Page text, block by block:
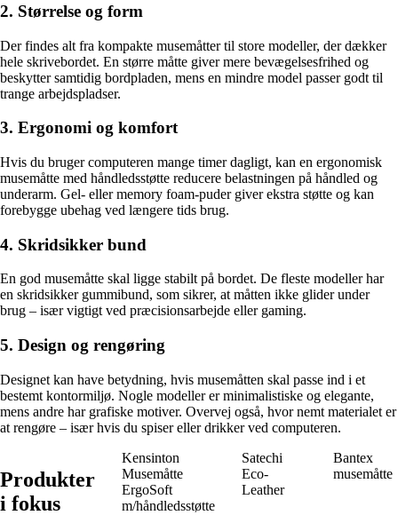
2. Størrelse og form
Der findes alt fra kompakte musemåtter til store modeller, der dækker
hele skrivebordet. En større måtte giver mere bevægelsesfrihed og
beskytter samtidig bordpladen, mens en mindre model passer godt til
trange arbejdspladser.
3. Ergonomi og komfort
Hvis du bruger computeren mange timer dagligt, kan en ergonomisk
musemåtte med håndledsstøtte reducere belastningen på håndled og
underarm. Gel- eller memory foam-puder giver ekstra støtte og kan
forebygge ubehag ved længere tids brug.
4. Skridsikker bund
En god musemåtte skal ligge stabilt på bordet. De fleste modeller har
en skridsikker gummibund, som sikrer, at måtten ikke glider under
brug – især vigtigt ved præcisionsarbejde eller gaming.
5. Design og rengøring
Designet kan have betydning, hvis musemåtten skal passe ind i et
bestemt kontormiljø. Nogle modeller er minimalistiske og elegante,
mens andre har grafiske motiver. Overvej også, hvor nemt materialet er
at rengøre – især hvis du spiser eller drikker ved computeren.
Produkter
i fokus
Kensinton
Musemåtte
ErgoSoft
m/håndledsstøtte
Satechi
Eco-
Leather
Bantex
musemåtte